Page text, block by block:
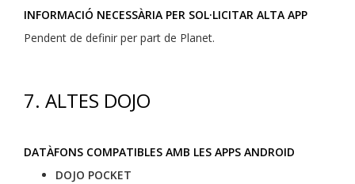
INFORMACIÓ NECESSÀRIA PER SOL·LICITAR ALTA APP
Pendent de definir per part de Planet.
7. ALTES DOJO
DATÀFONS COMPATIBLES AMB LES APPS ANDROID
DOJO POCKET